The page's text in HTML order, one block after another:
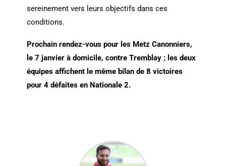
sereinement vers leurs objectifs dans ces
conditions.
Prochain rendez-vous pour les Metz Canonniers,
le 7 janvier à domicile, contre Tremblay ; les deux
équipes affichent le même bilan de 8 victoires
pour 4 défaites en Nationale 2.